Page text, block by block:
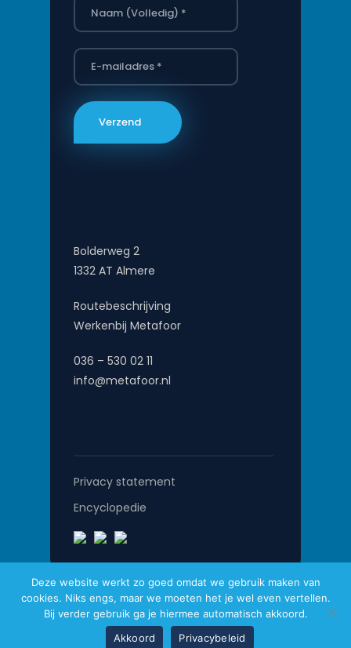
Bolderweg 2
1332 AT Almere
Routebeschrijving
Werkenbij Metafoor
036 – 530 02 11
info@metafoor.nl
Privacy statement
Encyclopedie
Metafoor © 2026
Website gemaakt door Pro Contact
Deze website werkt zo goed omdat we gebruik maken van
cookies. Niks engs, maar we moeten het je wel even vertellen.
Bij verder gebruik ga je hiermee automatisch akkoord.
Akkoord
Privacybeleid